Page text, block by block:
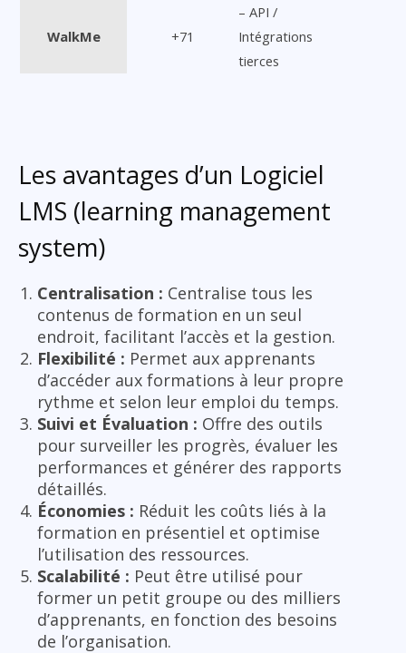
WalkMe +71
– API /
Intégrations
tierces
Les avantages d’un Logiciel
LMS (learning management
system)
Centralisation : Centralise tous les
contenus de formation en un seul
endroit, facilitant l’accès et la gestion.
Flexibilité : Permet aux apprenants
d’accéder aux formations à leur propre
rythme et selon leur emploi du temps.
Suivi et Évaluation : Offre des outils
pour surveiller les progrès, évaluer les
performances et générer des rapports
détaillés.
Économies : Réduit les coûts liés à la
formation en présentiel et optimise
l’utilisation des ressources.
Scalabilité : Peut être utilisé pour
former un petit groupe ou des milliers
d’apprenants, en fonction des besoins
de l’organisation.